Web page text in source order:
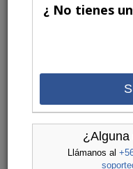
¿ No tienes
¿Alguna
Llámanos al